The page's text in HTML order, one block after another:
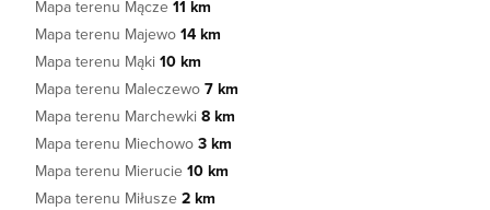
Mapa terenu Mącze 11 km
Mapa terenu Majewo 14 km
Mapa terenu Mąki 10 km
Mapa terenu Maleczewo 7 km
Mapa terenu Marchewki 8 km
Mapa terenu Miechowo 3 km
Mapa terenu Mierucie 10 km
Mapa terenu Miłusze 2 km